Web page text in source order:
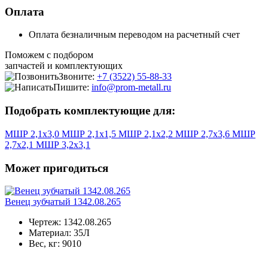
Оплата
Оплата безналичным переводом на расчетный счет
Поможем с подбором
запчастей и комплектующих
Звоните: +7 (3522) 55-88-33
Пишите: info@prom-metall.ru
Подобрать комплектующие для:
МШР 2,1х3,0 МШР 2,1х1,5 МШР 2,1х2,2 МШР 2,7х3,6 МШР
2,7х2,1 МШР 3,2х3,1
Может пригодиться
Венец зубчатый 1342.08.265
Чертеж: 1342.08.265
Материал: 35Л
Вес, кг: 9010